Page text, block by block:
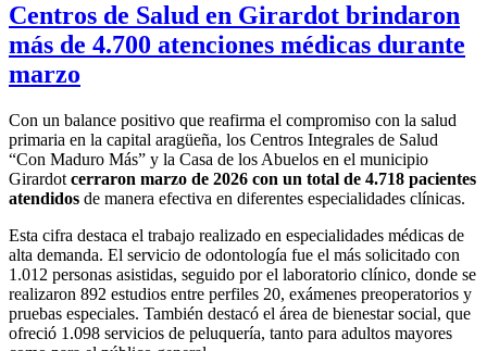
Centros de Salud en Girardot brindaron
más de 4.700 atenciones médicas durante
marzo
Con un balance positivo que reafirma el compromiso con la salud
primaria en la capital aragüeña, los Centros Integrales de Salud
“Con Maduro Más” y la Casa de los Abuelos en el municipio
Girardot cerraron marzo de 2026 con un total de 4.718 pacientes
atendidos de manera efectiva en diferentes especialidades clínicas.
Esta cifra destaca el trabajo realizado en especialidades médicas de
alta demanda. El servicio de odontología fue el más solicitado con
1.012 personas asistidas, seguido por el laboratorio clínico, donde se
realizaron 892 estudios entre perfiles 20, exámenes preoperatorios y
pruebas especiales. También destacó el área de bienestar social, que
ofreció 1.098 servicios de peluquería, tanto para adultos mayores